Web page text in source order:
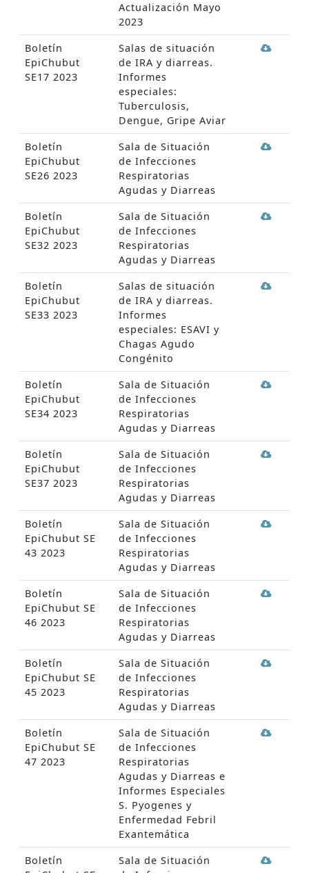
Actualización Mayo
2023
Boletín
EpiChubut
SE17 2023
Salas de situación
de IRA y diarreas.
Informes
especiales:
Tuberculosis,
Dengue, Gripe Aviar
Boletín
EpiChubut
SE26 2023
Sala de Situación
de Infecciones
Respiratorias
Agudas y Diarreas
Boletín
EpiChubut
SE32 2023
Sala de Situación
de Infecciones
Respiratorias
Agudas y Diarreas
Boletín
EpiChubut
SE33 2023
Salas de situación
de IRA y diarreas.
Informes
especiales: ESAVI y
Chagas Agudo
Congénito
Boletín
EpiChubut
SE34 2023
Sala de Situación
de Infecciones
Respiratorias
Agudas y Diarreas
Boletín
EpiChubut
SE37 2023
Sala de Situación
de Infecciones
Respiratorias
Agudas y Diarreas
Boletín
EpiChubut SE
43 2023
Sala de Situación
de Infecciones
Respiratorias
Agudas y Diarreas
Boletín
EpiChubut SE
46 2023
Sala de Situación
de Infecciones
Respiratorias
Agudas y Diarreas
Boletín
EpiChubut SE
45 2023
Sala de Situación
de Infecciones
Respiratorias
Agudas y Diarreas
Boletín
EpiChubut SE
47 2023
Sala de Situación
de Infecciones
Respiratorias
Agudas y Diarreas e
Informes Especiales
S. Pyogenes y
Enfermedad Febril
Exantemática
Boletín
Sala de Situación